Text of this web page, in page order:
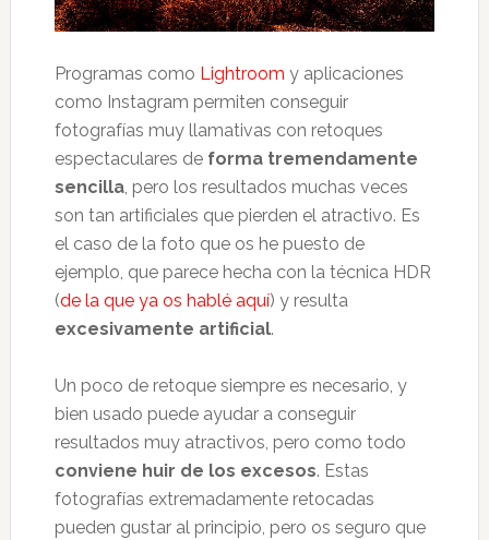
Programas como Lightroom y aplicaciones
como Instagram permiten conseguir
fotografías muy llamativas con retoques
espectaculares de forma tremendamente
sencilla, pero los resultados muchas veces
son tan artificiales que pierden el atractivo. Es
el caso de la foto que os he puesto de
ejemplo, que parece hecha con la técnica HDR
(de la que ya os hablé aquí) y resulta
excesivamente artificial.
Un poco de retoque siempre es necesario, y
bien usado puede ayudar a conseguir
resultados muy atractivos, pero como todo
conviene huir de los excesos. Estas
fotografías extremadamente retocadas
pueden gustar al principio, pero os seguro que